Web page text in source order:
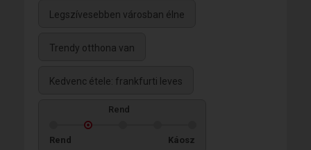
Legszívesebben városban élne
Trendy otthona van
Kedvenc étele: frankfurti leves
Rend
Rend Káosz